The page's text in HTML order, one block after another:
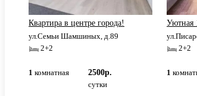
Квартира в центре города!
ул.Семьи Шамшиных, д.89
2+2
1 комнатная
2500р.
сутки
Уютная
2+2
1